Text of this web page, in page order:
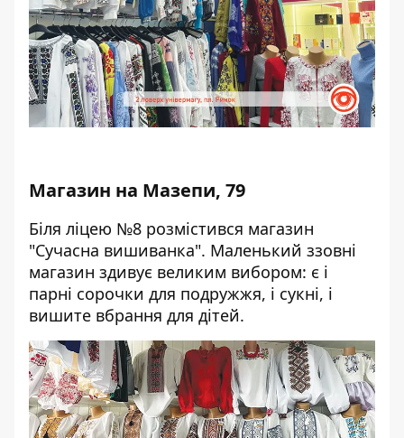
Магазин на Мазепи, 79
Біля ліцею №8 розмістився магазин
"Сучасна вишиванка". Маленький ззовні
магазин здивує великим вибором: є і
парні сорочки для подружжя, і сукні, і
вишите вбрання для дітей.